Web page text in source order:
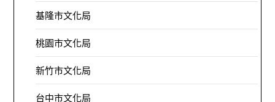
基隆市文化局
桃園市文化局
新竹市文化局
台中市文化局